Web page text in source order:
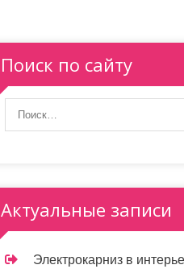
Поиск по сайту
Актуальные записи
Электрокарниз в